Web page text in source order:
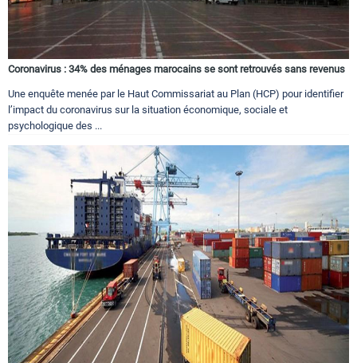
Coronavirus : 34% des ménages marocains se sont retrouvés sans revenus
Une enquête menée par le Haut Commissariat au Plan (HCP) pour identifier
l’impact du coronavirus sur la situation économique, sociale et
psychologique des ...